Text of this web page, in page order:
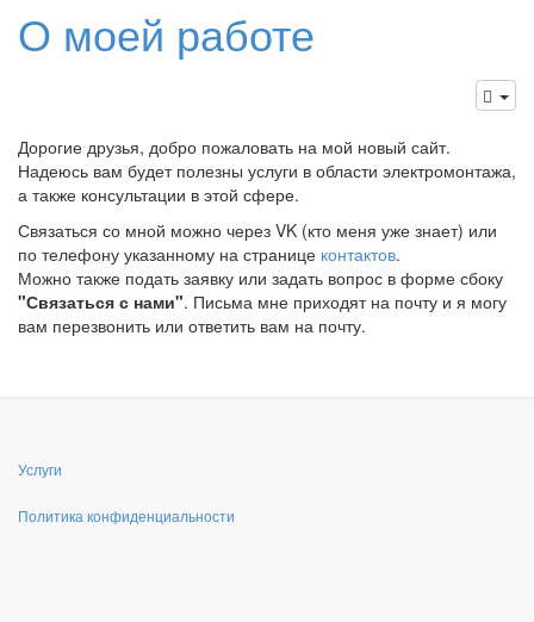
О моей работе
Дорогие друзья, добро пожаловать на мой новый сайт.
Надеюсь вам будет полезны услуги в области электромонтажа,
а также консультации в этой сфере.
Связаться со мной можно через VK (кто меня уже знает) или
по телефону указанному на странице контактов.
Можно также подать заявку или задать вопрос в форме сбоку
"Связаться с нами". Письма мне приходят на почту и я могу
вам перезвонить или ответить вам на почту.
Услуги
Политика конфиденциальности